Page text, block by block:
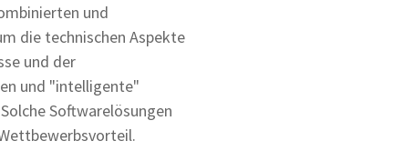
und
die technischen Aspekte
und der
und "intelligente"
Softwarelösungen